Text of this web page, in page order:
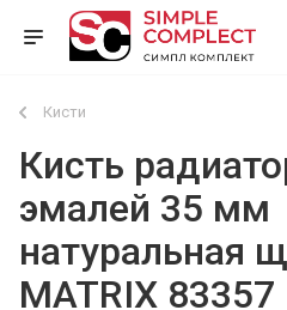
Кисти
Кисть
эмалей 35 мм
натуральная
MATRIX 83357